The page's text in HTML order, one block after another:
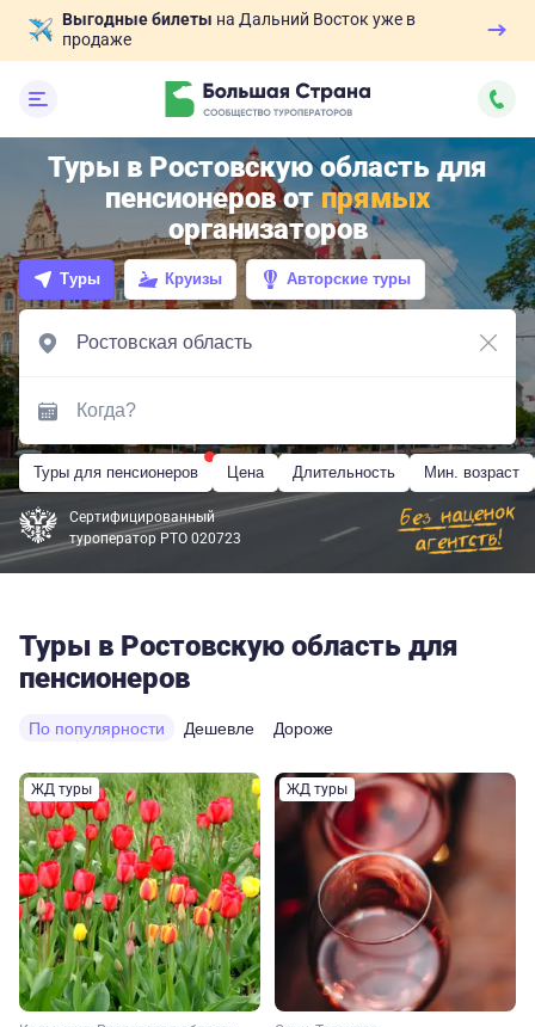
Выгодные билеты на Дальний Восток уже в
продаже
Туры в Ростовскую область для
пенсионеров отпрямых
организаторов
Туры Круизы Авторские туры
Туры для пенсионеров Цена Длительность Мин. возраст
Сертифицированный
туроператор РТО 020723
Туры в Ростовскую область для
пенсионеров
По популярности Дешевле Дороже
ЖД туры ЖД туры